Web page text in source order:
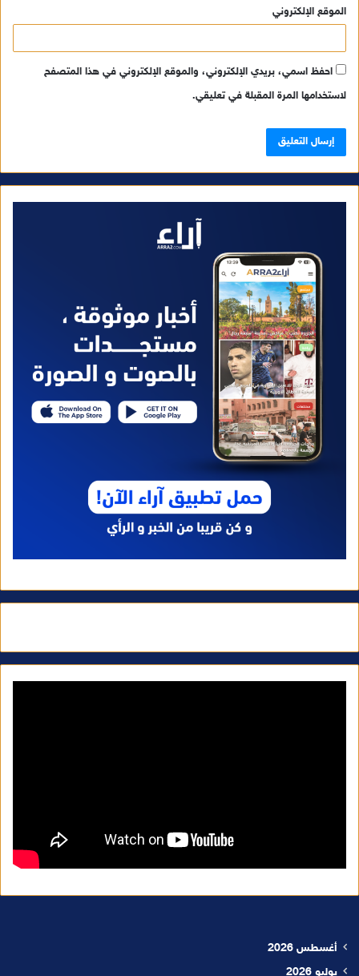
الموقع الإلكتروني
احفظ اسمي، بريدي الإلكتروني، والموقع الإلكتروني في هذا المتصفح
لاستخدامها المرة المقبلة في تعليقي.
أغسطس 2026
يوليو 2026